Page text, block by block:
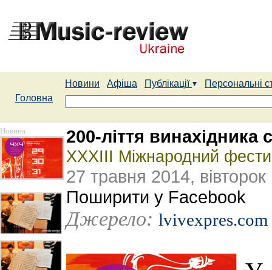
Новини Афіша Публікації
Персональні
Головна
Новина 200-ліття
XXXІIІ Міжнародний
27 травня 2014, вівторок
Поширити у Facebook
Джерело: lvivexpres.com